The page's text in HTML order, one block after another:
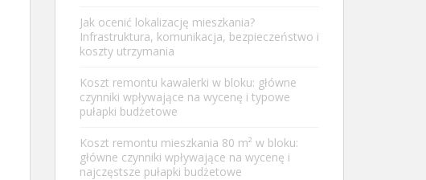
Jak ocenić lokalizację mieszkania?
Infrastruktura, komunikacja, bezpieczeństwo i
koszty utrzymania
Koszt remontu kawalerki w bloku: główne
czynniki wpływające na wycenę i typowe
pułapki budżetowe
Koszt remontu mieszkania 80 m² w bloku:
główne czynniki wpływające na wycenę i
najczęstsze pułapki budżetowe